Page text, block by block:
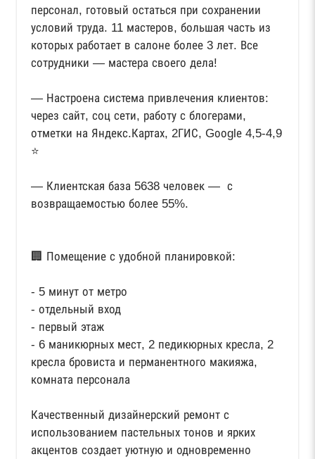
персонал, готовый остаться при сохранении
условий труда. 11 мастеров, большая часть из
которых работает в салоне более 3 лет. Все
сотрудники — мастера своего дела!
— Настроена система привлечения клиентов:
через сайт, соц сети, работу с блогерами,
отметки на Яндекс.Картах, 2ГИС, Gооglе 4,5-4,9
⭐️
— Клиентская база 5638 человек — с
возвращаемостью более 55%.
🏢 Помещение с удобной планировкой:
- 5 минут от метро
- отдельный вход
- первый этаж
- 6 маникюрных мест, 2 педикюрных кресла, 2
кресла бровиста и перманентного макияжа,
комната персонала
Качественный дизайнерский ремонт с
использованием пастельных тонов и ярких
акцентов создает уютную и одновременно